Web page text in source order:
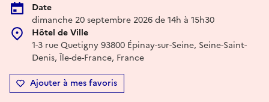
Date
dimanche 20 septembre 2026 de 14h à 15h30
Hôtel de Ville
1-3 rue Quetigny 93800 Épinay-sur-Seine, Seine-Saint-
Denis, Île-de-France, France
Ajouter à mes favoris